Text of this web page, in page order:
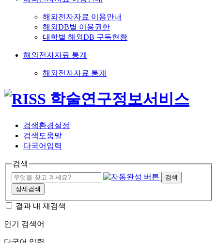
해외전자자료 이용안내
해외DB별 이용권한
대학별 해외DB 구독현황
해외전자자료 통계
해외전자자료 통계
검색환경설정
검색도움말
다국어입력
검색
검색
상세검색
결과 내 재검색
인기 검색어